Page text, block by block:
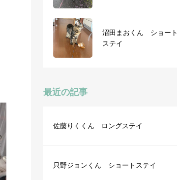
沼田まおくん ショート
ステイ
林田もちちゃん・グレイ
くん ショートステイ
最近の記事
佐藤りくくん ロングステイ
只野ジョンくん ショートステイ